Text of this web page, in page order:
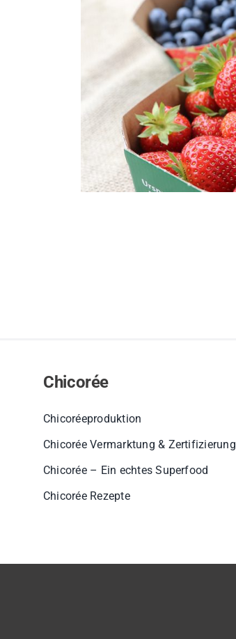
Chicorée
Chicoréeproduktion
Chicorée Vermarktung & Zertifizierung
Chicorée – Ein echtes Superfood
Chicorée Rezepte